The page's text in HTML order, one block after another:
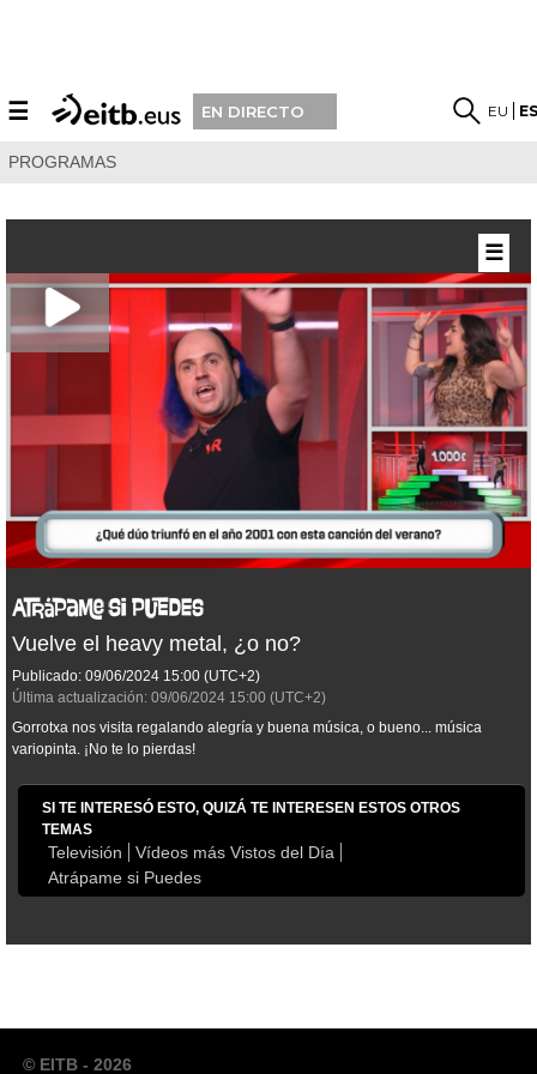
☰ EN DIRECTO EU
PROGRAMAS
Vuelve el heavy metal, ¿o no?
Publicado: 09/06/2024 15:00 (UTC+2)
Última actualización: 09/06/2024 15:00 (UTC+2)
Gorrotxa nos visita regalando alegría y buena música, o bueno... música
variopinta. ¡No te lo pierdas!
SI TE INTERESÓ ESTO, QUIZÁ TE INTERESEN ESTOS OTROS
TEMAS
Televisión
Vídeos más Vistos del Día
Atrápame si Puedes
☰
© EITB - 2026